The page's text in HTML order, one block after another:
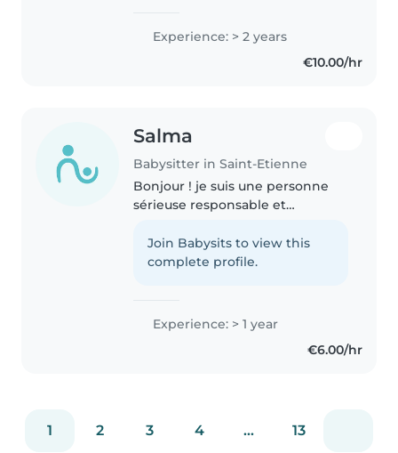
détroit à jean monnet à saint
étienne. je suis originaire de
lyon. J'ai déjà fait du babysitting..
Experience: > 2 years
€10.00/hr
Salma
Babysitter in Saint-Etienne
Bonjour ! je suis une personne
sérieuse responsable et
mes services de baby-sitting.
J'aime beaucoup m'occuper des
Join Babysits to view this
complete profile.
Experience: > 1 year
€6.00/hr
1 2 3 4 ... 13